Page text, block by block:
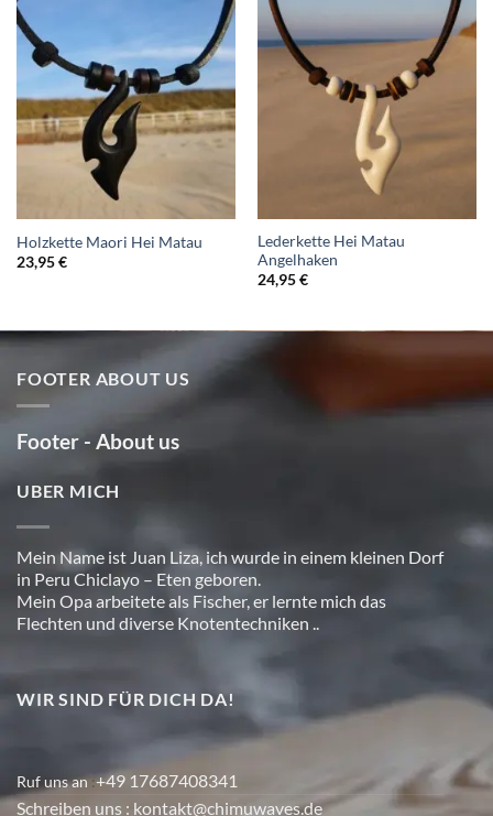
Holzkette Maori Hei Matau
23,95€
Lederkette Hei Matau
Angelhaken
24,95€
FOOTER ABOUT US
Footer - About us
UBER MICH
Mein Name ist Juan Liza, ich wurde in einem kleinen Dorf
in Peru Chiclayo – Eten geboren.
Mein Opa arbeitete als Fischer, er lernte mich das
Flechten und diverse Knotentechniken ..
WIR SIND FÜR DICH DA!
Ruf uns an:+49 17687408341
Schreiben uns : kontakt@chimuwaves.de